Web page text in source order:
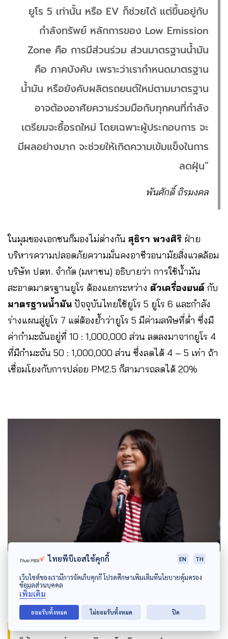
ยูโร 5 เท่านั้น หรือ EV ก็ช่วยได้ แต่ขึ้นอยู่กับ
กำลังทรัพย์ หลักการของ Low Emission
Zone คือ การมีส่วนร่วม ส่วนมาตรฐานน้ำมัน
คือ ภาคบังคับ เพราะว่าเรากำหนดมาตรฐาน
น้ำมัน หรือยังคับผลิตรถยนต์ใหม่ตามมาตรฐาน
อาจต้องอาศัยความร่วมมือกับทุกคนที่กำลัง
เตรียมจะซื้อรถใหม่ โดยเฉพาะผู้ประกอบการ จะ
มีผลอย่างมาก จะช่วยให้เกิดความเข้มแข็งในการ
ลดฝุ่น”
พันศักดิ์ ถิรมงคล
ในมุมของเอกชนก็มองไม่ต่างกัน สุธิรา พวงศิริ ฝ่าย
บริหารความปลอดภัยความมั่นคงอาชีวอนามัยสิ่งแวดล้อม
บริษัท ปตท. จำกัด (มหาชน) อธิบายว่า การใช้น้ำมัน
สะอาดมาตรฐานยูโร ต้องแยกระหว่าง ตัวเครื่องยนต์ กับ
มาตรฐานน้ำมัน ปัจจุบันไทยใช้ยูโร 5 ยูโร 6 และกำลัง
ร่างแผนสู่ยูโร 7 แต่ต้องย้ำว่ายูโร 5 มีค่ามลพิษที่ต่ำ ซึ่งมี
ค่ากำมะถันอยู่ที่ 10 : 1,000,000 ส่วน ลดลงมาจากยูโร 4
ที่มีกำมะถัน 50 : 1,000,000 ส่วน ซึ่งลดได้ 4 – 5 เท่า ถ้า
เชื่อมโยงกับการปล่อย PM2.5 ก็สามารถลดได้ 20%
สุธิรา พวงศิริ ฝ่ายบริหารความปลอดภัยความมั่นคงอาชีวอนามัยสิ่งแวดล้อม
บริษัท ปตท. จำกัด (มหาชน)
ไทยพีบีเอสใช้คุกกี้ EN TH
เว็บไซต์ของเรามีการจัดเก็บคุกกี้ โปรดศึกษาเพิ่มเติมที่นโยบายคุ้มครอง
ข้อมูลส่วนบุคคล
เพิ่มเติม
ยอมรับทั้งหมด ไม่ยอมรับทั้งหมด ปิด